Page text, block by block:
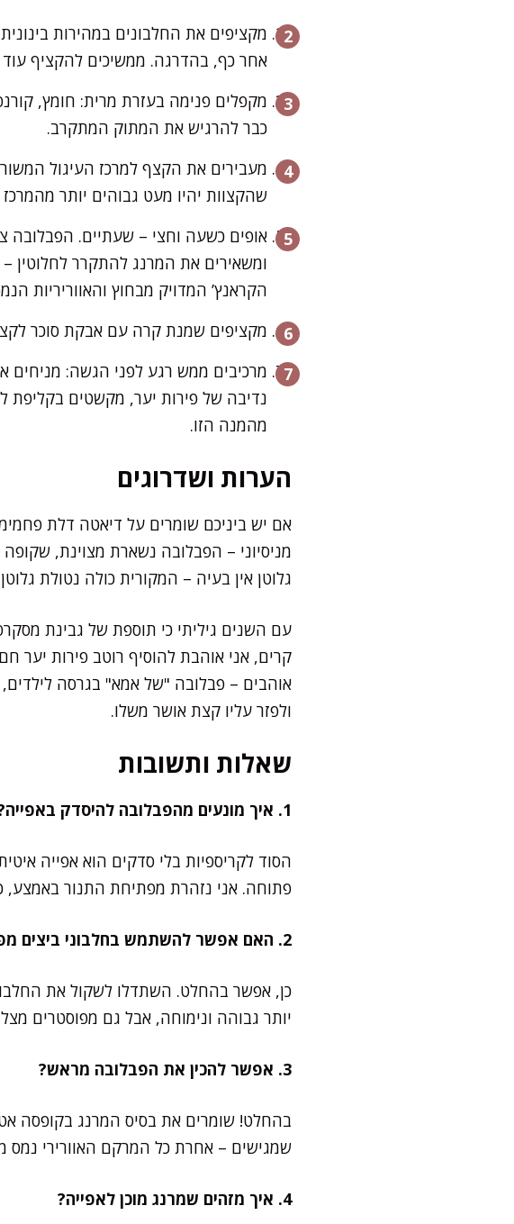
מקציפים את החלבונים במהירות
אחר כף, בהדרגה. ממשיכים להקציף עוד 8-10 דקות – הקצף הופך מבריק, יציב ואינו נוזל.
מקפלים פנימה בעזרת מרית: חומץ,
כבר להרגיש את המתוק המתקרב.
מעבירים את הקצף למרכז העיגול
שהקצוות יהיו מעט גבוהים יותר
אופים כשעה וחצי – שעתיים. הפבלובה
ומשאירים את המרנג להתקרר לחלוטין
הקראנץ’ המדויק מבחוץ והאווריריות
מקציפים שמנת קרה עם אבקת סוכר
מרכיבים ממש רגע לפני הגשה:
נדיבה של פירות יער, מקשטים בקליפת
מהמנה הזו.
הערות ושדרוגים
אם יש ביניכם שומרים על דיאטה דלת
מניסיוני – הפבלובה נשארת מצוינת,
גלוטן אין בעיה – המקורית כולה נטולת
עם השנים גיליתי כי תוספת של גבינת
קרים, אני אוהבת להוסיף רוטב פירות
אוהבים – פבלובה "של אמא" בגרסה
ולפזר עליו קצת אושר משלו.
שאלות ותשובות
1. איך מונעים מהפבלובה להיסדק באפייה?
הסוד לקריספיות בלי סדקים הוא אפייה
פתוחה. אני נזהרת מפתיחת התנור באמצע,
2. האם אפשר להשתמש בחלבוני ביצים מפוסטרים?
כן, אפשר בהחלט. השתדלו לשקול את
יותר גבוהה ונימוחה, אבל גם מפוסטרים
3. אפשר להכין את הפבלובה מראש?
בהחלט! שומרים את בסיס המרנג בקופסה
שמגישים – אחרת כל המרקם האוורירי נמס
4. איך מזהים שמרנג מוכן לאפייה?